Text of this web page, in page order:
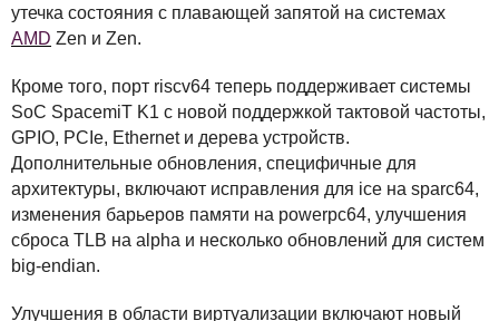
утечка состояния с плавающей запятой на системах
AMD Zen и Zen.
Кроме того, порт riscv64 теперь поддерживает системы
SoC SpacemiT K1 с новой поддержкой тактовой частоты,
GPIO, PCI e, Ethernet и дерева устройств.
Дополнительные обновления, специфичные для
архитектуры, включают исправления для ice на sparc64,
изменения барьеров памяти на powerpc64, улучшения
сброса TLB на alpha и несколько обновлений для систем
big-endian.
Улучшения в области виртуализации включают новый